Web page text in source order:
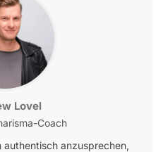
Lovel
Coach
authentisch anzusprechen,